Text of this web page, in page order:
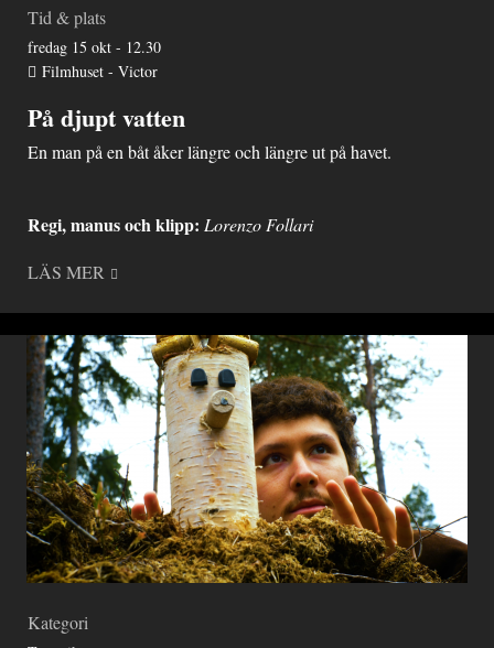
Tid & plats
fredag 15 okt - 12.30
Filmhuset - Victor
På djupt vatten
En man på en båt åker längre och längre ut på havet.
Regi, manusoch klipp: Lorenzo Follari
LÄS MER
Kategori